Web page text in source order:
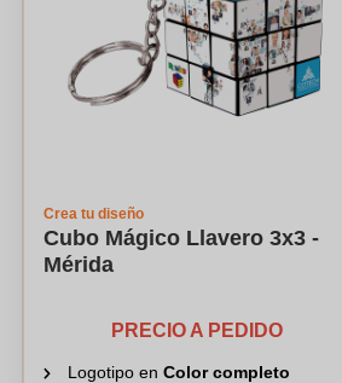
Crea tu diseño
Cubo Mágico Llavero 3x3 -
Mérida
PRECIO A PEDIDO
Logotipo en Color completo